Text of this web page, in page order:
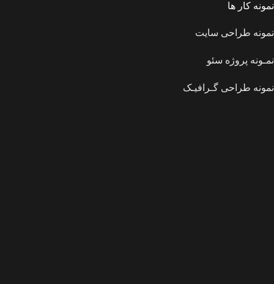
نمونه کار ها
نمونه طراحی سایت
نمـونه پروژه سئو
نمونه طراحی گـرافیـک